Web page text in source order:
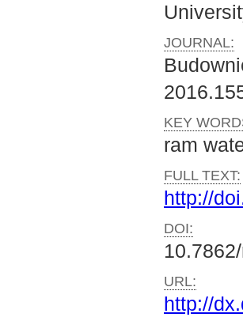
JOURNAL:
KEY
ram
FULL TEXT:
http://
DOI:
URL:
http://